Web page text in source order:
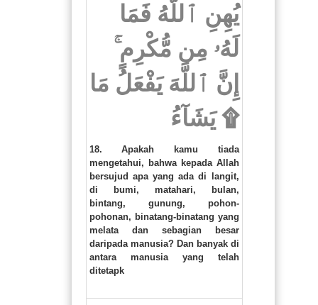
يُهِنِ ٱللَّهُ فَمَا
لَهُۥ مِن مُّكْرِمٍ ۚ
إِنَّ ٱللَّهَ يَفْعَلُ مَا
يَشَآءُ ۩
18. Apakah kamu tiada
mengetahui, bahwa kepada Allah
bersujud apa yang ada di langit,
di bumi, matahari, bulan,
bintang, gunung, pohon-
pohonan, binatang-binatang yang
melata dan sebagian besar
daripada manusia? Dan banyak di
antara manusia yang telah
ditetapk